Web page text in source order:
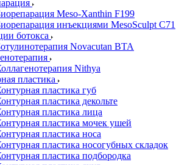
Meso-Xanthin F199
инъекциями MesoSculpt C71
ботокса
Novacutan BTA
Nithya
пластика
пластика губ
пластика декольте
пластика лица
пластика мочек ушей
пластика носа
пластика носогубных складок
пластика подбородка